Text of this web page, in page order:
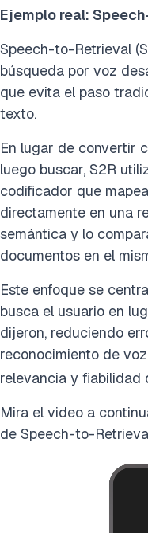
Ejemplo real:
Speech-to-Retrieval
búsqueda por voz
que evita el paso
texto.
En lugar de convertir
luego buscar, S2R
codificador que
directamente en una
semántica y lo
documentos en el
Este enfoque se
busca el usuario en
dijeron, reduciendo
reconocimiento de
relevancia y fiabilidad
Mira el video a
de Speech-to-